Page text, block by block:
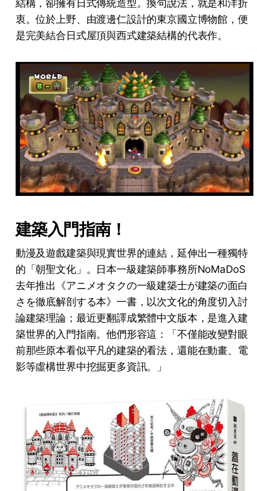
結構，卻擁有日式傳統造型。換句說法，就是和洋折
衷。位於上野、由渡邊仁設計的東京國立博物館，便
是完美結合日式屋頂與西式建築結構的代表作。
建築入門指南！
動漫及遊戲建築與現實世界的連結，延伸出一種獨特
的「朝聖文化」。日本一級建築師事務所NoMaDoS
去年推出《アニメオタクの一級建築士が建築の面白
さを徹底解剖する本》一書，以次文化的角度切入討
論建築理論；最近更翻譯成繁體中文版本，是進入建
築世界的入門指南。他們形容這：「不僅能改變對眼
前那些原本看似平凡的建築的看法，還能在動畫、電
影等虛構世界中挖掘更多資訊。」